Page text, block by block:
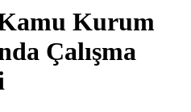
Kurum
Çalışma